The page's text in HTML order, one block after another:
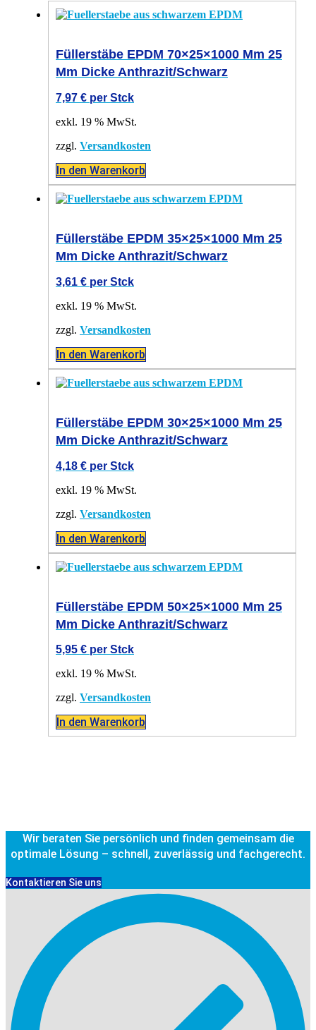
Füllerstäbe EPDM 70×25×1000 Mm 25
Mm Dicke Anthrazit/schwarz
7,97 € per Stck
exkl. 19 % MwSt.
zzgl. Versandkosten
In den Warenkorb
Füllerstäbe EPDM 35×25×1000 Mm 25
Mm Dicke Anthrazit/schwarz
3,61 € per Stck
exkl. 19 % MwSt.
zzgl. Versandkosten
In den Warenkorb
Füllerstäbe EPDM 30×25×1000 Mm 25
Mm Dicke Anthrazit/schwarz
4,18 € per Stck
exkl. 19 % MwSt.
zzgl. Versandkosten
In den Warenkorb
Füllerstäbe EPDM 50×25×1000 Mm 25
Mm Dicke Anthrazit/schwarz
5,95 € per Stck
exkl. 19 % MwSt.
zzgl. Versandkosten
In den Warenkorb
Wir beraten Sie persönlich und finden gemeinsam die
optimale Lösung – schnell, zuverlässig und fachgerecht.
Kontaktieren Sie uns